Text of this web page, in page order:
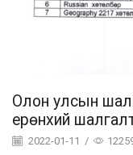
Олон улсын
ерөнхий
2022-01-11 /